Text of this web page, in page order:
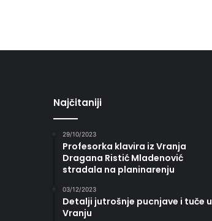
Najčitaniji
29/10/2023
Profesorka klavira iz Vranja
Dragana Ristić Mladenović
stradala na planinarenju
03/12/2023
Detalji jutrošnje pucnjave i tuče u
Vranju